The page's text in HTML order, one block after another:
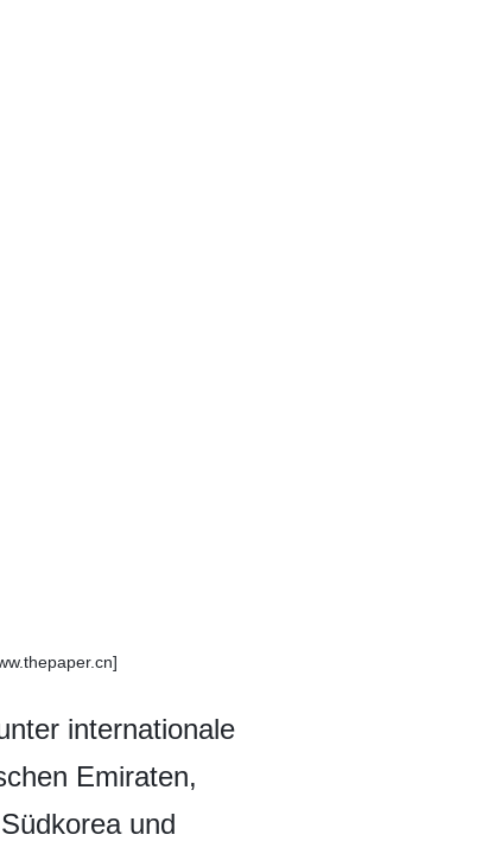
internationale
Emiraten,
und